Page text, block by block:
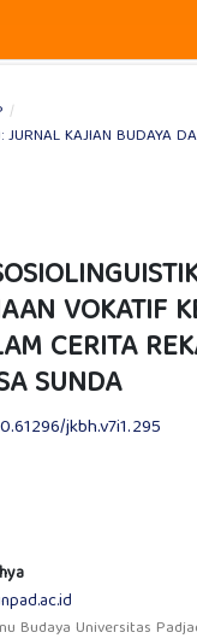
/
KAJIAN BUDAYA
VOKATIF
CERITA
SUNDA
jkbh.v7i1.295
Budaya Universitas